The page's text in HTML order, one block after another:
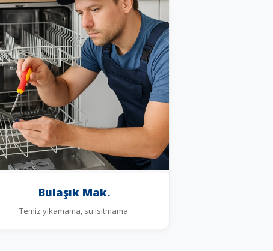
Bulaşık Mak.
Temiz yıkamama, su ısıtmama.